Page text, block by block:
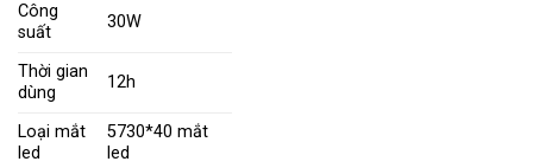
Công
suất
30W
Thời gian
dùng
12h
Loại mắt
led
5730*40 mắt
led